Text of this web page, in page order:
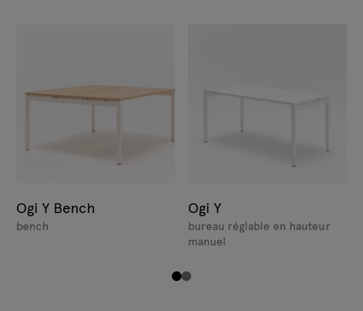
Ogi Y Bench
bench
Ogi Y
bureau réglable en hauteur
manuel